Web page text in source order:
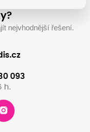
nejvhodnější řešení.
093
h.